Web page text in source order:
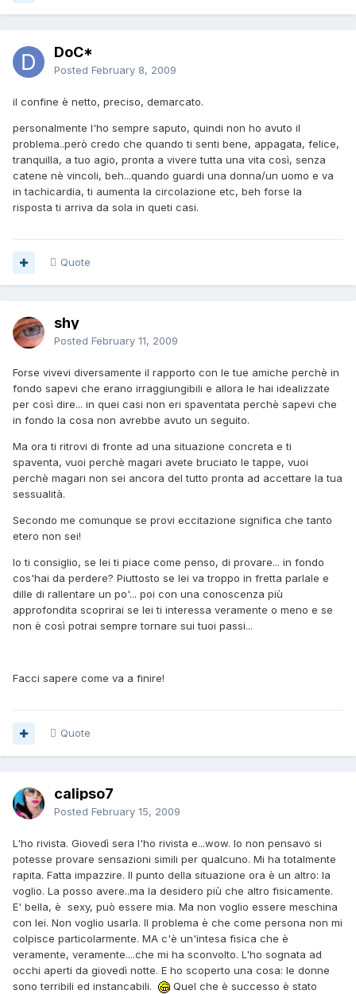
DoC*
Posted February 8, 2009
il confine è netto, preciso, demarcato.
personalmente l'ho sempre saputo, quindi non ho avuto il
problema..però credo che quando ti senti bene, appagata, felice,
tranquilla, a tuo agio, pronta a vivere tutta una vita così, senza
catene nè vincoli, beh...quando guardi una donna/un uomo e va
in tachicardia, ti aumenta la circolazione etc, beh forse la
risposta ti arriva da sola in queti casi.
Quote
shy
Posted February 11, 2009
Forse vivevi diversamente il rapporto con le tue amiche perchè in
fondo sapevi che erano irraggiungibili e allora le hai idealizzate
per così dire... in quei casi non eri spaventata perchè sapevi che
in fondo la cosa non avrebbe avuto un seguito.
Ma ora ti ritrovi di fronte ad una situazione concreta e ti
spaventa, vuoi perchè magari avete bruciato le tappe, vuoi
perchè magari non sei ancora del tutto pronta ad accettare la tua
sessualità.
Secondo me comunque se provi eccitazione significa che tanto
etero non sei!
Io ti consiglio, se lei ti piace come penso, di provare... in fondo
cos'hai da perdere? Piuttosto se lei va troppo in fretta parlale e
dille di rallentare un po'... poi con una conoscenza più
approfondita scoprirai se lei ti interessa veramente o meno e se
non è così potrai sempre tornare sui tuoi passi...
Facci sapere come va a finire!
Quote
calipso7
Posted February 15, 2009
L'ho rivista. Giovedì sera l'ho rivista e...wow. Io non pensavo si
potesse provare sensazioni simili per qualcuno. Mi ha totalmente
rapita. Fatta impazzire. Il punto della situazione ora è un altro: la
voglio. La posso avere..ma la desidero più che altro fisicamente.
E' bella, è sexy, può essere mia. Ma non voglio essere meschina
con lei. Non voglio usarla. Il problema è che come persona non mi
colpisce particolarmente. MA c'è un'intesa fisica che è
veramente, veramente....che mi ha sconvolto. L'ho sognata ad
occhi aperti da giovedì notte. E ho scoperto una cosa: le donne
sono terribili ed instancabili.
Quel che è successo è stato